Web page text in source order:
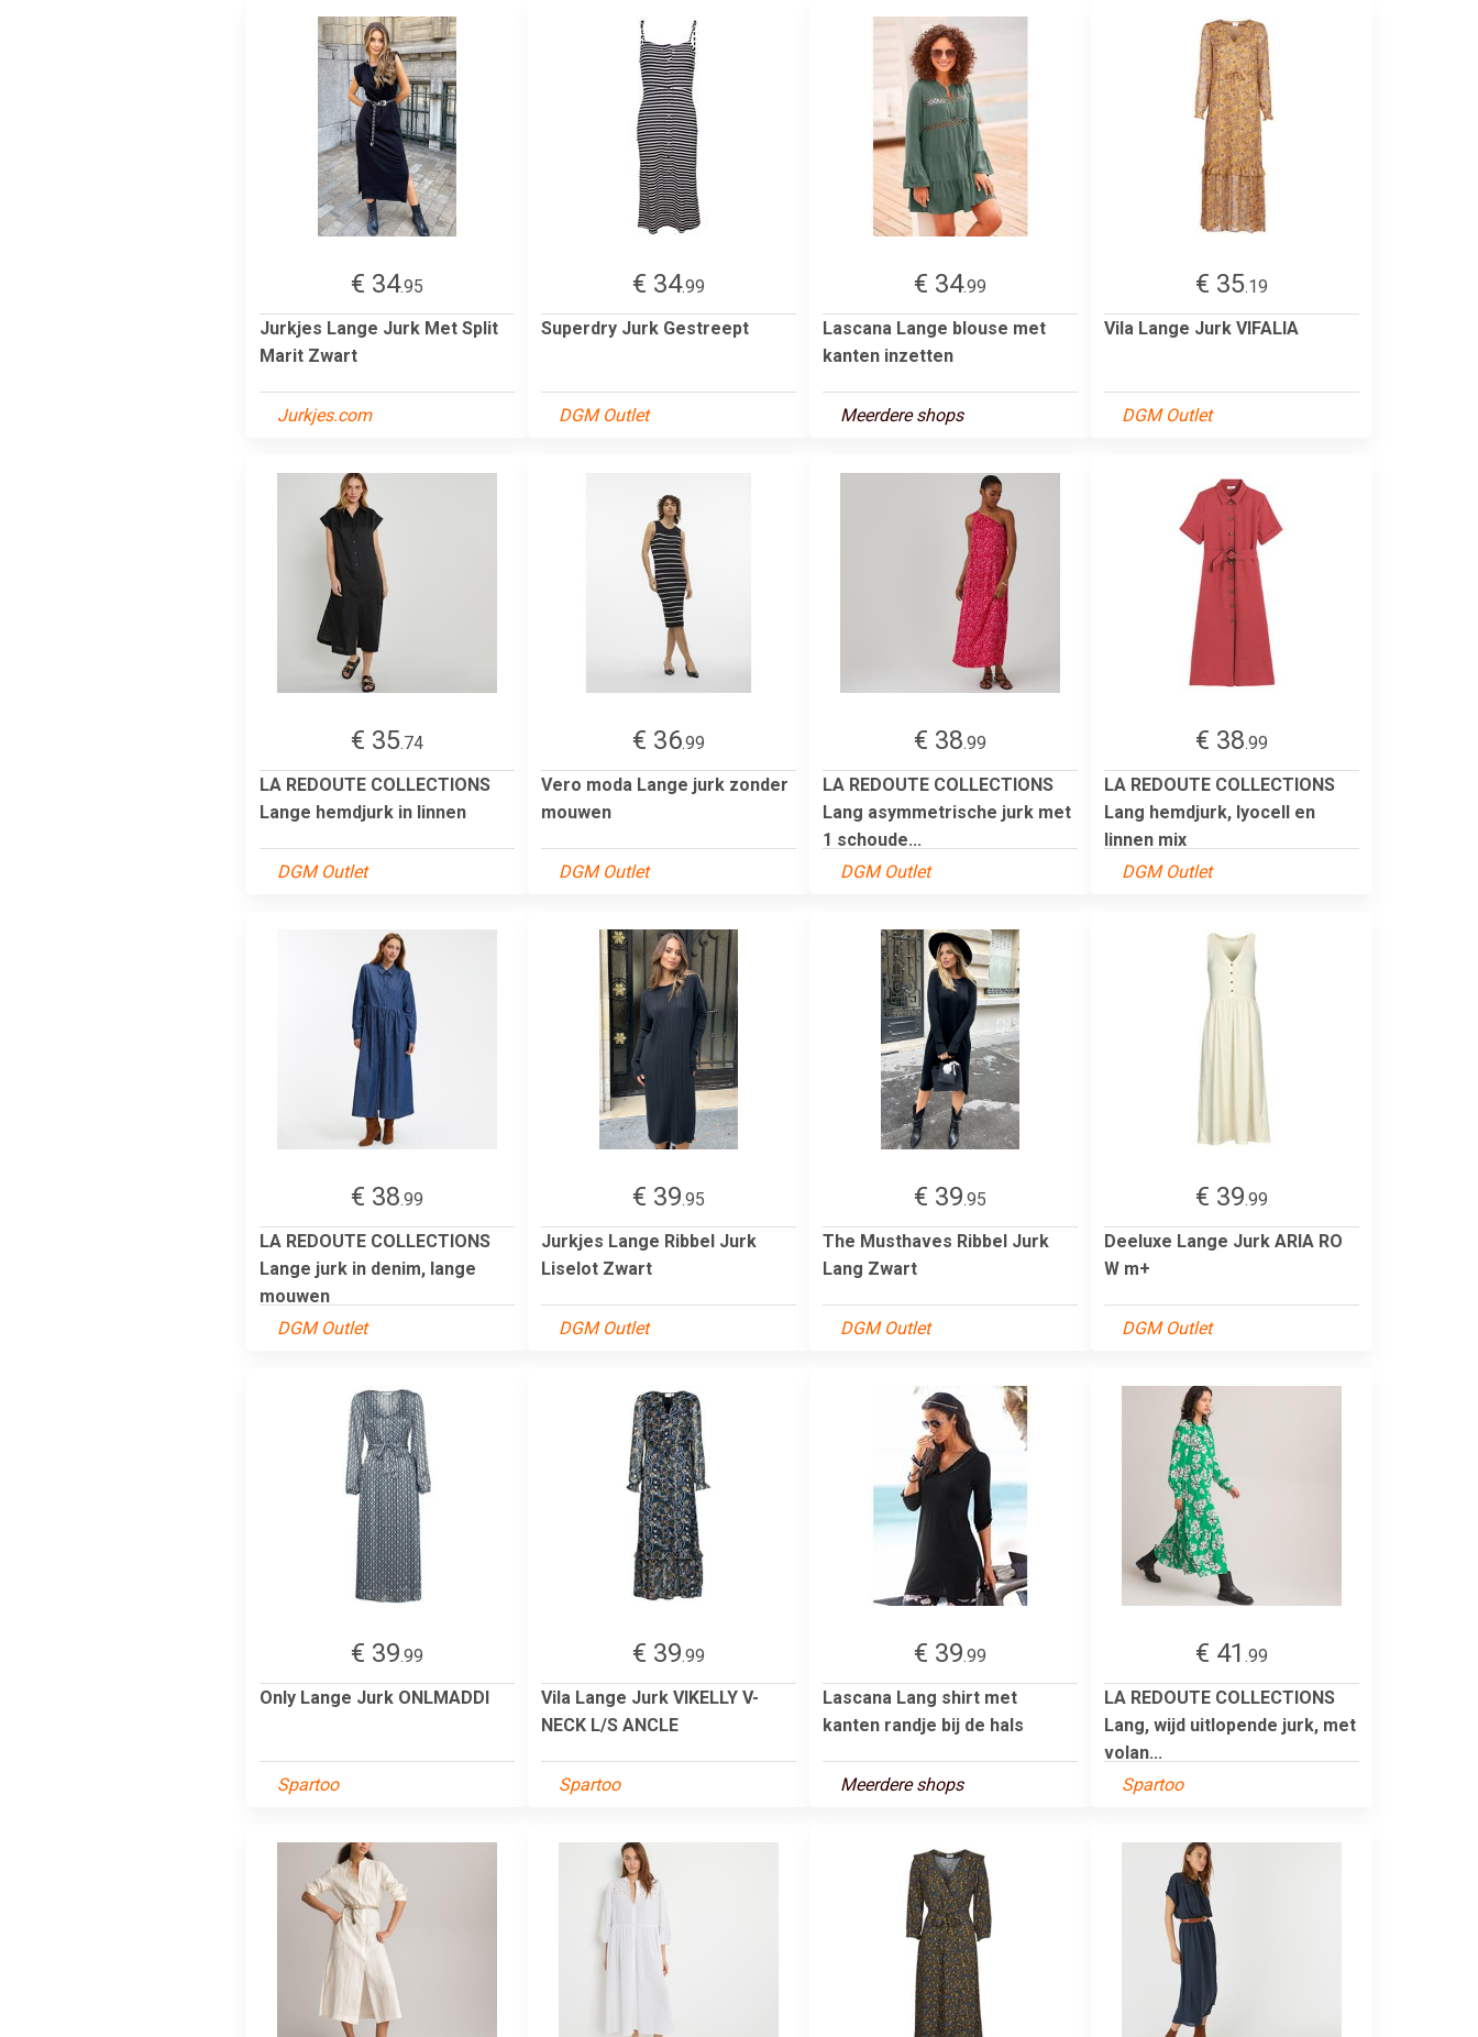
€ 34.95
Jurkjes Lange Jurk Met Split
Marit Zwart
Jurkjes.com
€ 34.99
Superdry Jurk Gestreept
DGM Outlet
€ 34.99
Lascana Lange blouse met
kanten inzetten
Meerdere shops
€ 35.19
Vila Lange Jurk VIFALIA
DGM Outlet
€ 35.74
LA REDOUTE COLLECTIONS
Lange hemdjurk in linnen
DGM Outlet
€ 36.99
Vero moda Lange jurk zonder
mouwen
DGM Outlet
€ 38.99
LA REDOUTE COLLECTIONS
Lang asymmetrische jurk met
1 schoude...
DGM Outlet
€ 38.99
LA REDOUTE COLLECTIONS
Lang hemdjurk, lyocell en
linnen mix
DGM Outlet
€ 38.99
LA REDOUTE COLLECTIONS
Lange jurk in denim, lange
mouwen
DGM Outlet
€ 39.95
Jurkjes Lange Ribbel Jurk
Liselot Zwart
DGM Outlet
€ 39.95
The Musthaves Ribbel Jurk
Lang Zwart
DGM Outlet
€ 39.99
Deeluxe Lange Jurk ARIA RO
W m+
DGM Outlet
€ 39.99
Only Lange Jurk ONLMADDI
Spartoo
€ 39.99
Vila Lange Jurk VIKELLY V-
NECK L/S ANCLE
Spartoo
€ 39.99
Lascana Lang shirt met
kanten randje bij de hals
Meerdere shops
€ 41 .99
LA REDOUTE COLLECTIONS
Lang, wijd uitlopende jurk, met
volan...
Spartoo